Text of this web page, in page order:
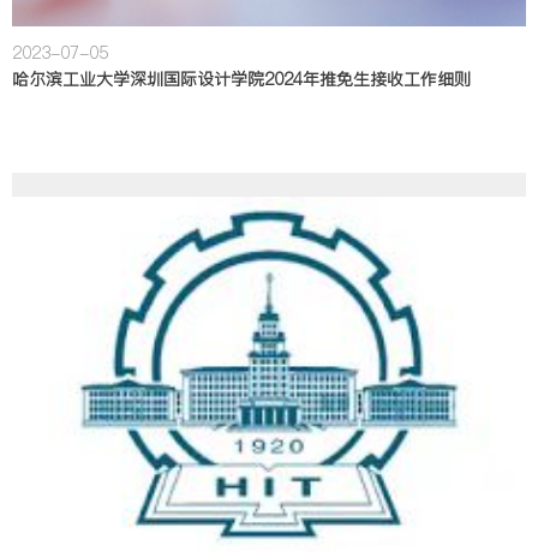
2023-07-05
哈尔滨工业大学深圳国际设计学院2024年推免生接收工作细则